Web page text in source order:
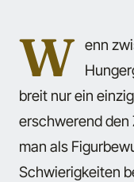
W enn
breit nur ein
erschwerend den
man als
Schwierigkeiten